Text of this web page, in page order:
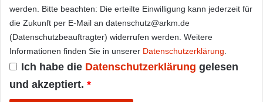
werden. Bitte beachten: Die erteilte Einwilligung kann jederzeit für
die Zukunft per E-Mail an datenschutz@arkm.de
(Datenschutzbeauftragter) widerrufen werden. Weitere
Informationen finden Sie in unserer Datenschutzerklärung
Ich habe die Datenschutzerklärung gelesen
und akzeptiert. *